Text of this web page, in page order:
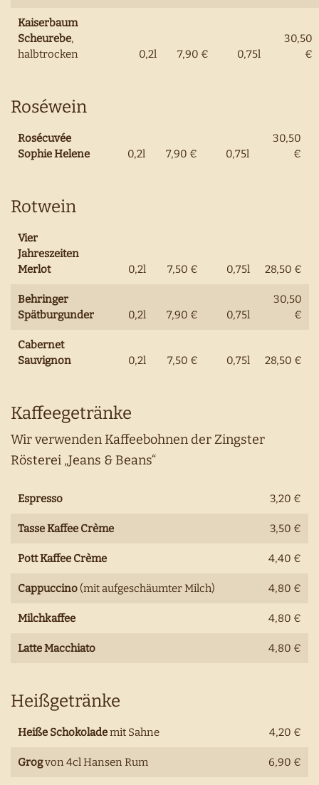
Kaiserbaum
Scheurebe,
halbtrocken
0,2l 7,90 € 0,75l
30,50
€
Roséwein
Rosécuvée
Sophie Helene
0,2l 7,90 € 0,75l
30,50
€
Rotwein
Vier
Jahreszeiten
Merlot
0,2l 7,50 € 0,75l 28,50 €
Behringer
Spätburgunder
0,2l 7,90 € 0,75l
30,50
€
Cabernet
Sauvignon
0,2l 7,50 € 0,75l 28,50 €
Kaffeegetränke
Wir verwenden Kaffeebohnen der Zingster
Rösterei „Jeans & Beans“
Espresso 3,20 €
Tasse Kaffee Crème 3,50 €
Pott Kaffee Crème 4,40 €
Cappuccino(mit aufgeschäumter Milch) 4,80 €
Milchkaffee 4,80 €
Latte Macchiato 4,80 €
Heißgetränke
Heiße Schokolademit Sahne 4,20 €
Grogvon 4cl Hansen Rum 6,90 €